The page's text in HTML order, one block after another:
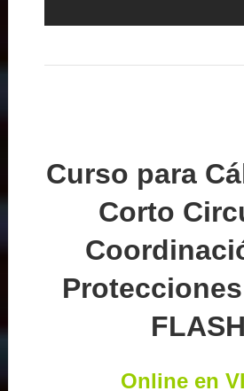
Curso para
Corto
FLASH
Online en